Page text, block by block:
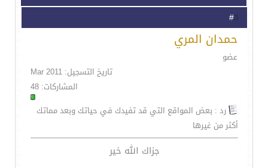
3
حمدان المري
عضو
تاريخ التسجيل: Mar 2011
المشاركات: 48
رد : بعض المواقع التي قد تفيدك في حياتك وبعد مماتك
أكثر من غيرها
جزاك الله خير